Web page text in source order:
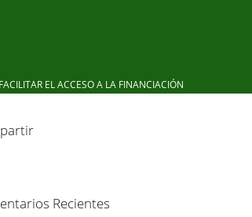
EL ACCESO A LA FINANCIACIÓN
Recientes